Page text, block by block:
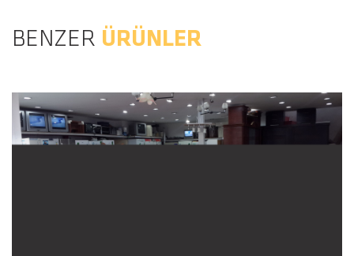
BENZER ÜRÜNLER